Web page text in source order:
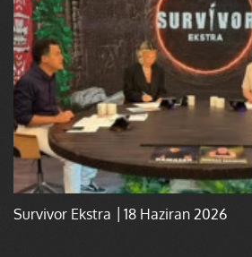
Survivor Ekstra │18 Haziran 2026